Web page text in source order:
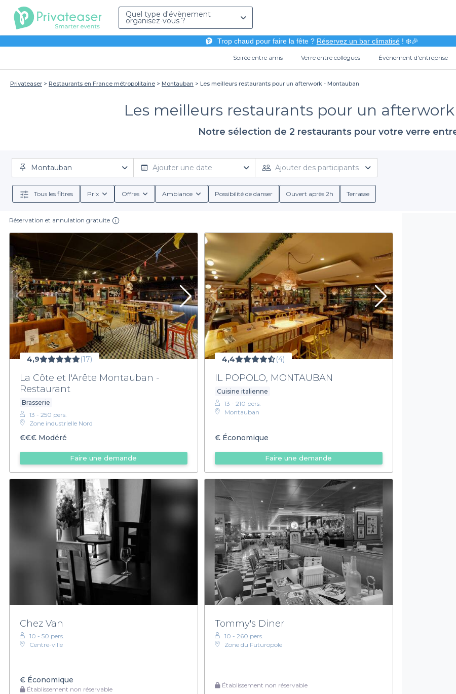
Quel type d'évènement
organisez-vous ?
Trop chaud pour faire la fête ? Réservez un bar climatisé! ❄️🎉
Soirée entre amis Verre entre collègues Évènement d'entreprise
Privateaser Restaurants en France métropolitaine Montauban Les meilleurs restaurants pour un afterwork - Montauban
Les meilleurs restaurants pour un
Notre sélection de 2 restaurants pour votre verre
Montauban Ajouter une date Ajouter des participants
Tous les filtres Prix Offres Ambiance Possibilité de danser Ouvert après 2h Terrasse
Réservation et annulation gratuite
4,9 (17)
La Côte et l'Arête Montauban -
Restaurant
Brasserie
13 - 250 pers.
Zone industrielle Nord
€€€ Modéré
Faire une demande
4,4 (4)
IL POPOLO, MONTAUBAN
Cuisine italienne
13 - 210 pers.
Montauban
€Économique
Faire une demande
Chez Van
10 - 50 pers.
Centre-ville
€ Économique
Établissement non réservable
Tommy's Diner
10 - 260 pers.
Zone du Futuropole
Établissement non réservable